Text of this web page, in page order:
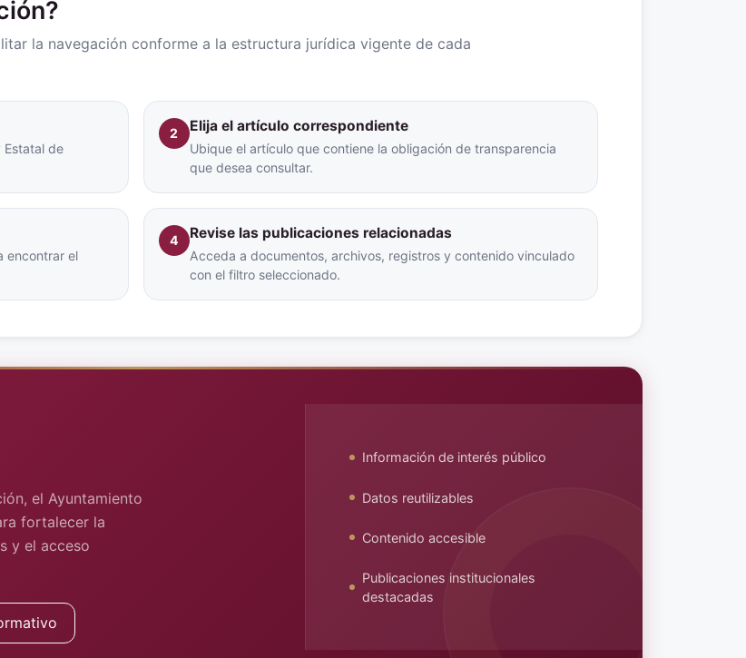
la navegación conforme a la estructura jurídica vigente de cada
Estatal de
2 Elija el artículo correspondiente
Ubique el artículo que contiene la obligación de transparencia
que desea consultar.
encontrar el
4 Revise las publicaciones relacionadas
Acceda a documentos, archivos, registros y contenido vinculado
con el filtro seleccionado.
el Ayuntamiento
fortalecer la
y el acceso
Información de interés público
Datos reutilizables
Contenido accesible
Publicaciones institucionales
destacadas